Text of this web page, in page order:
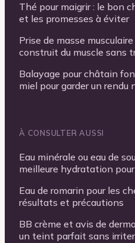
Thé pour maigrir : le bon
et les promesses à éviter
Prise de masse
construit du muscle sans
Balayage pour châtain
miel pour garder un rendu
À CONSULTER AUSSI
Eau minérale ou eau de
meilleure hydratation
Eau de romarin pour les
résultats et précautions
BB crème et avis de
un teint parfait sans